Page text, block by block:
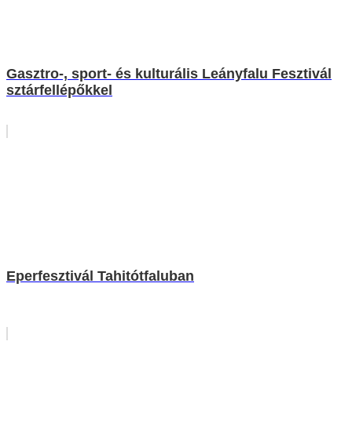
Gasztro-, sport- és kulturális Leányfalu Fesztivál
sztárfellépőkkel
Eperfesztivál Tahitótfaluban